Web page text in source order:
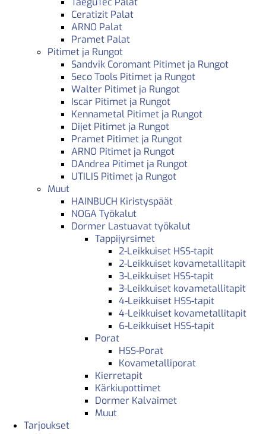
Ceratizit Palat
ARNO Palat
Pramet Palat
Pitimet ja Rungot
Sandvik Coromant Pitimet ja Rungot
Seco Tools Pitimet ja Rungot
Walter Pitimet ja Rungot
Iscar Pitimet ja Rungot
Kennametal Pitimet ja Rungot
Dijet Pitimet ja Rungot
Pramet Pitimet ja Rungot
ARNO Pitimet ja Rungot
DAndrea Pitimet ja Rungot
UTILIS Pitimet ja Rungot
Muut
HAINBUCH Kiristyspäät
NOGA Työkalut
Dormer Lastuavat työkalut
Tappijyrsimet
2-Leikkuiset HSS-tapit
2-Leikkuiset kovametallitapit
3-Leikkuiset HSS-tapit
3-Leikkuiset kovametallitapit
4-Leikkuiset HSS-tapit
4-Leikkuiset kovametallitapit
6-Leikkuiset HSS-tapit
Porat
HSS-Porat
Kovametalliporat
Kierretapit
Kärkiupottimet
Dormer Kalvaimet
Muut
Tarjoukset